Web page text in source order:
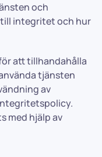
och
integritet och hur
att tillhandahålla
tjänsten
av
med hjälp av